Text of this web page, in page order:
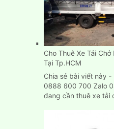
Cho Thuê Xe Tải
Tại Tp.HCM
Chia sẻ bài viết này
0888 600 700 Zalo
đang cần thuê xe